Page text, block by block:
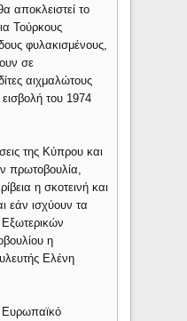
αποκλειστεί το
Τούρκους
φυλακισμένους,
σε
αιχμαλώτους
του 1974
της Κύπρου και
πρωτοβουλία,
η σκοτεινή και
εάν ισχύουν τα
η
Ελένη
Ευρωπαϊκό